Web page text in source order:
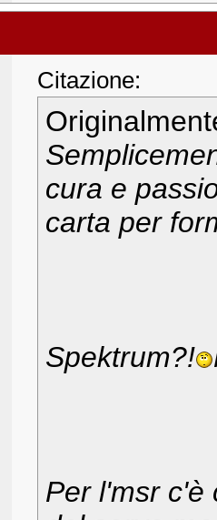
Citazione:
cura e
carta per
Spektrum?!
Per l'msr c'è